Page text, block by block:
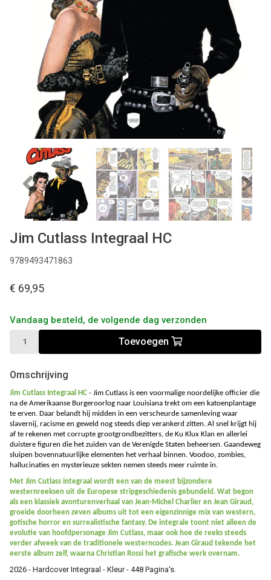
COMICS
TOP-10
CADEAUBON
CONTACT
Previous Next
Jim Cutlass Integraal HC
9789493471863
€ 69,95
Vandaag besteld, de volgende dag verzonden
Toevoegen
Omschrijving
Jim Cutlass Integraal HC - Jim Cutlass is een voormalige noordelijke officier die
na de Amerikaanse Burgeroorlog naar Louisiana trekt om een katoenplantage
te erven. Daar belandt hij midden in een verscheurde samenleving waar
slavernij, racisme en geweld nog steeds diep verankerd zitten. Al snel krijgt hij
af te rekenen met corrupte grootgrondbezitters, de Ku Klux Klan en allerlei
duistere figuren die het zuiden van de Verenigde Staten beheersen. Gaandeweg
sluipen bovennatuurlijke elementen het verhaal binnen. Voodoo, zombies,
hallucinaties en mysterieuze sekten nemen steeds meer ruimte in.
Met Jim Cutlass integraal wordt een van de meest bijzondere
westernreeksen uit de Europese stripgeschiedenis gebundeld. Wat begon
als een klassiek avonturenverhaal van Jean-Michel Charlier en Jean Giraud,
groeide doorheen zeven albums uit tot een eigenzinnige mix van western,
gotische horror en surrealistische fantasy. De integrale toont niet alleen de
evolutie van hoofdpersonage Jim Cutlass, maar ook hoe de reeks steeds
verder afweek van de traditionele westerncodes. Jean Giraud tekende het
eerste album zelf, waarna Christian Rossi het grafische werk overnam.
2026 - Hardcover Integraal - Kleur - 448 Pagina's.